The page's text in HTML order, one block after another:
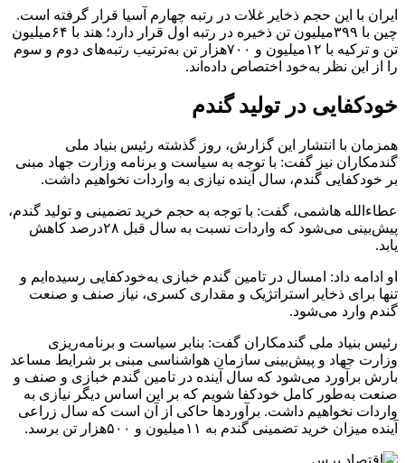
ایران با این حجم ذخایر غلات در رتبه چهارم آسیا قرار گرفته است.
چین با ۳۹۹میلیون تن ذخیره در رتبه اول قرار دارد؛ هند با ۶۴میلیون
تن و ترکیه با ۱۲میلیون و ۷۰۰هزار تن به‌ترتیب رتبه‌های دوم و سوم
را از این نظر به‌خود اختصاص داده‌اند.
خودکفایی در تولید گندم
همزمان با انتشار این گزارش، روز گذشته رئیس بنیاد ملی
گندمکاران نیز گفت: با توجه به سیاست و برنامه وزارت جهاد مبنی
بر خودکفایی گندم، سال آینده نیازی به واردات نخواهیم داشت.
عطاءالله هاشمی، گفت: با توجه به حجم خرید تضمینی و تولید گندم،
پیش‌بینی می‌شود که واردات نسبت به سال قبل ۲۸درصد کاهش
یابد.
او ادامه داد: امسال در تامین گندم خبازی به‌خودکفایی رسیده‌ایم و
تنها برای ذخایر استراتژیک و مقداری کسری، نیاز صنف و صنعت
گندم وارد می‌شود.
رئیس بنیاد ملی گندمکاران گفت: بنابر سیاست و برنامه‌ریزی
وزارت جهاد و پیش‌بینی سازمان هواشناسی مبنی بر شرایط مساعد
بارش برآورد می‌شود که سال آینده در تامین گندم خبازی و صنف و
صنعت به‌طور کامل خودکفا شویم که بر این اساس دیگر نیازی به
واردات نخواهیم داشت. برآوردها حاکی از آن است که سال زراعی
آینده میزان خرید تضمینی گندم به ۱۱میلیون و ۵۰۰هزار تن برسد.